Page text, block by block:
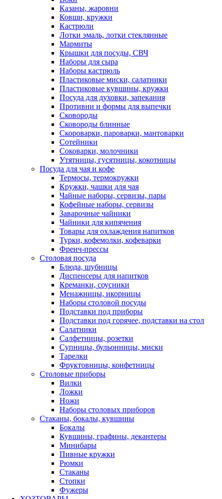
Казаны, жаровни
Ковши, кружки
Кастрюли
Лотки эмаль, лотки стеклянные
Мармиты
Крышки для посуды, СВЧ
Наборы для сыра
Наборы кастрюль
Пластиковые миски, салатники
Пластиковые кувшины, кружки
Посуда для духовки, запекания
Противни и формы для выпечки
Сковороды
Сковороды блинные
Скороварки, пароварки, мантоварки
Сотейники
Соковарки, молочники
Утятницы, гусятницы, кокотницы
Посуда для чая и кофе
Термосы, термокружки
Кружки, чашки для чая
Чайные наборы, сервизы, пары
Кофейные наборы, сервизы
Заварочные чайники
Чайники для кипячения
Товары для охлаждения напитков
Турки, кофемолки, кофеварки
Френч-прессы
Столовая посуда
Блюда, шубницы
Диспенсеры для напитков
Креманки, соусники
Менажницы, икорницы
Наборы столовой посуды
Подставки под приборы
Подставки под горячее, подставки на стол
Салатники
Салфетницы, розетки
Супницы, бульонницы, миски
Тарелки
Фруктовницы, конфетницы
Столовые приборы
Вилки
Ложки
Ножи
Наборы столовых приборов
Стаканы, бокалы, кувшины
Бокалы
Кувшины, графины, декантеры
Минибары
Пивные кружки
Рюмки
Стаканы
Стопки
Фужеры